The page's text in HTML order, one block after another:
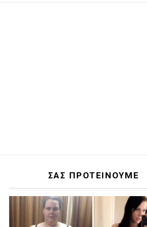
ΣΑΣ ΠΡΟΤΕΙΝΟΥΜΕ